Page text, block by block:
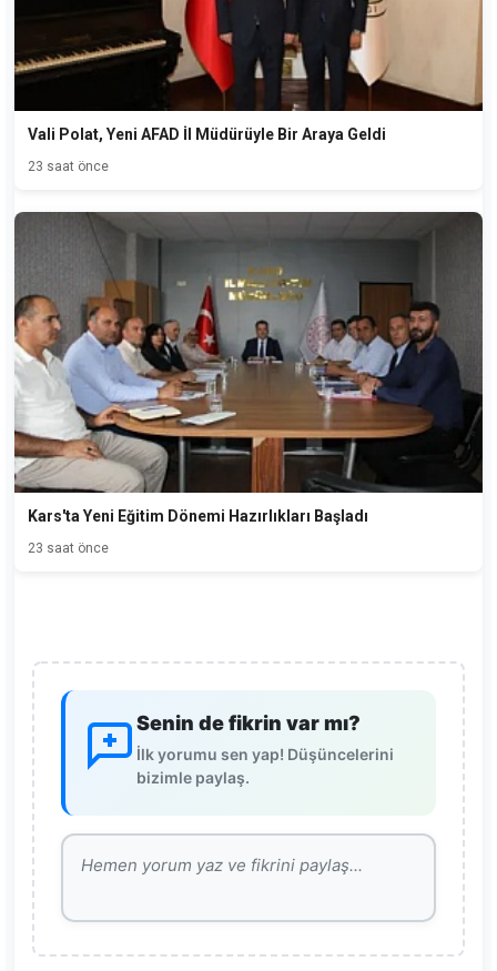
Vali Polat, Yeni AFAD İl Müdürüyle Bir Araya Geldi
23 saat önce
Kars'ta Yeni Eğitim Dönemi Hazırlıkları Başladı
23 saat önce
Senin de fikrin var mı?
İlk yorumu sen yap! Düşüncelerini
bizimle paylaş.